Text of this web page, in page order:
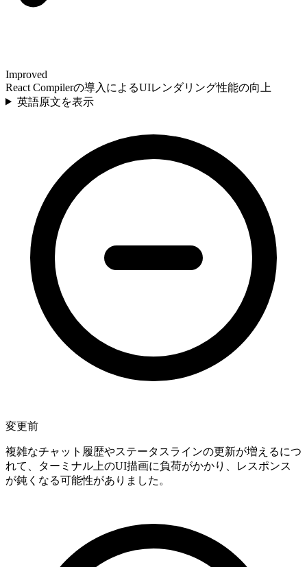
Improved
React Compilerの導入によるUIレンダリング性能の向上
英語原文を表示
変更前
複雑なチャット履歴やステータスラインの更新が増えるにつ
れて、ターミナル上のUI描画に負荷がかかり、レスポンス
が鈍くなる可能性がありました。